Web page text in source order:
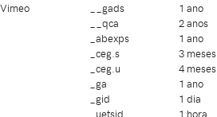
Vimeo
__gads
__qca
_abexps
_ceg.s
_ceg.u
_ga
_gid
_uetsid
1 ano
2 anos
1 ano
3 meses
4 meses
1 ano
1 dia
1 hora